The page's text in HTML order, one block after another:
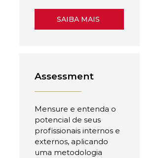
SAIBA MAIS
Assessment
Mensure e entenda o
potencial de seus
profissionais internos e
externos, aplicando
uma metodologia